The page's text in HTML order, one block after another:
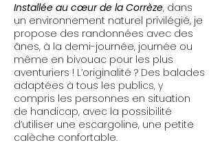
Installée au cœur de la Corrèze, dans
un environnement naturel privilégié, je
propose des randonnées avec des
ânes, à la demi-journée, journée ou
même en bivouac pour les plus
aventuriers ! L’originalité ? Des balades
adaptées à tous les publics, y
compris les personnes en situation
de handicap, avec la possibilité
d’utiliser une escargoline, une petite
calèche confortable.